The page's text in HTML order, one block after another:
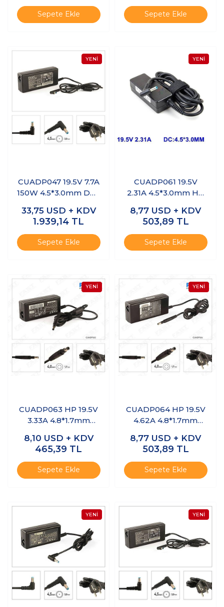
Sepete Ekle Sepete Ekle
CUADP047 19.5V 7.7A
150W 4.5*3.0mm Dell
Adaptör
33,75 USD + KDV
1.939,14 TL
Sepete Ekle
CUADP061 19.5V
2.31A 4.5*3.0mm HP
8,77 USD + KDV
503,89 TL
Sepete Ekle
CUADP063 HP 19.5V
3.33A 4.8*1.7mm
Adaptör
8,10 USD + KDV
465,39 TL
Sepete Ekle
CUADP064 HP 19.5V
4.62A 4.8*1.7mm
Adaptör
8,77 USD + KDV
503,89 TL
Sepete Ekle